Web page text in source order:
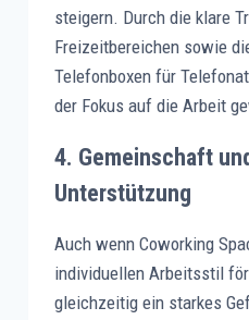
steigern. Durch die klare
Freizeitbereichen sowie
Telefonboxen für
der Fokus auf die Arbeit
4. Gemeinschaft
Unterstützung
Auch wenn Coworking
individuellen Arbeitsstil
gleichzeitig ein starkes